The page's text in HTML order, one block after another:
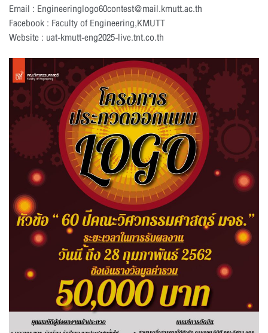
Email : Engineeringlogo60contest@mail.kmutt.ac.th
Facebook : Faculty of Engineering,KMUTT
Website : uat-kmutt-eng2025-live.tnt.co.th